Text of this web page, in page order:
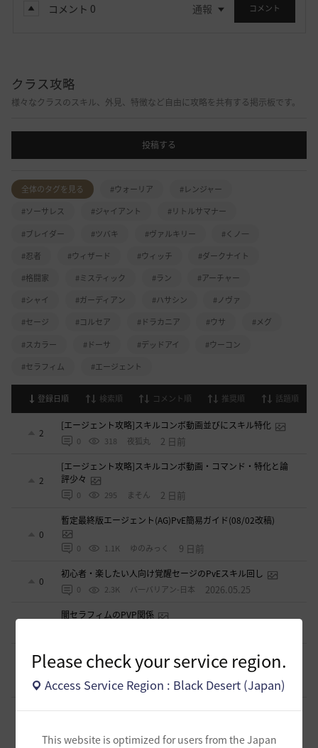
Please check your service region.
Access Service Region : Black Desert (Japan)
This website is optimized for users from the Japan
コメント 0 通報 コメント
クラス攻略
様々なクラスのスキル、外見、特徴など自由に攻略を共有する掲示板です。
投稿する
全体のタグを見る #ウォーリア
#レンジャー
#ソーサレス
#ジャイアント
#リトルサマナー
#ブレイダー
#ツバキ #ヴァルキリー
#くノ一
#忍者
#ウィザード #ウィッチ
#ダークナイト
#格闘家
#ミスティック #ラン
#アーチャー
#シャイ
#ガーディアン #ハサシン
#ノヴァ
#セージ
#コルセア #ドラカニア #ウサ
#メグ
#スカラー
#ドーサ #デッドアイ
#ウーコン
#セラフィム
#エージェント
登録日順 検索順 コメント順 推奨順 話題順
2
[エージェント攻略]スキルコンボ動画並びにスキル特化
0 318 夜狐丸 2 日前
2
[エージェント攻略]スキルコンボ動画・コマンド・特化と論
評少々
0 295 まそん 2 日前
0
暫定最終版エージェント(AG)PvE簡易ガイド(08/02改稿)
0 1.1K ゆのみっく 9 日前
0
初心者・楽したい人向け覚醒セージのPvEスキル回し
0 2.3K バ一バリアン-日本 2026.05.25
1
闇セラフィムのPVP関係
3
【PvE】覚醒くノ一(KN) 狩り用：基本コンボ／ラバム（スキ
ル錬成）／スキル特化／小技まとめ（2026/03）
0 4.3K 片倉優樹VT 2026.03.31
【PvE】伝承ウィッチ無限コンボの引用【覚醒ウィッチ/伝承
0 6.1K アイシャハル-日本 2026.03.10